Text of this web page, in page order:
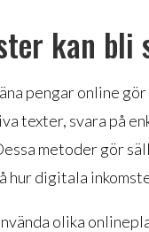
kan bli
pengar online
texter, svara på
metoder gör
digitala
olika